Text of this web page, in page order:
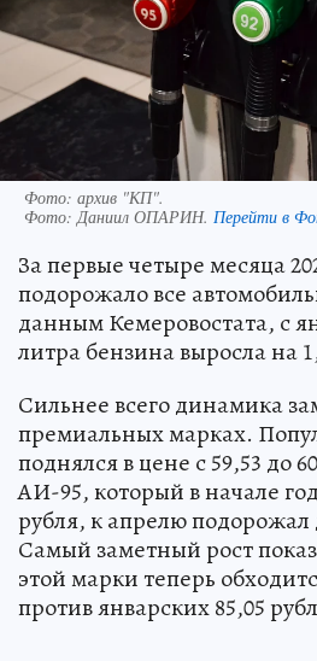
Фото: архив "КП".
Фото: Даниил ОПАРИН. Перейти в
За первые четыре месяца
подорожало все
данным Кемеровостата, с
литра бензина выросла на
Сильнее всего динамика
премиальных марках.
поднялся в цене с 59,53 до
АИ-95, который в начале
рубля, к апрелю подорожал
Самый заметный рост
этой марки теперь
против январских 85,05